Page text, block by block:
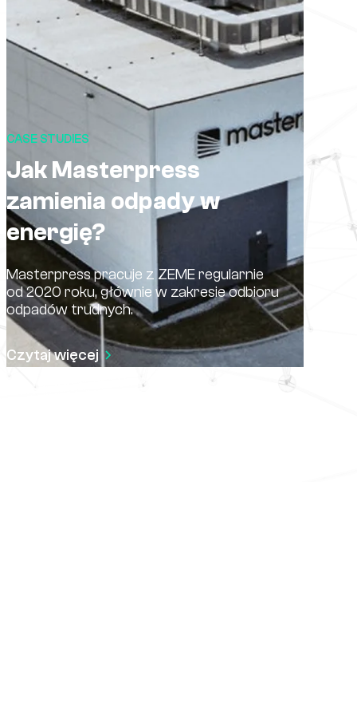
CASE STUDIES
Jak Masterpress
zamienia odpady w
energię?
Masterpress pracuje z ZEME regularnie
od 2020 roku, głównie w zakresie odbioru
odpadów trudnych.
Czytaj więcej